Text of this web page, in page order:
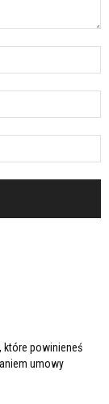
które powinieneś
umowy